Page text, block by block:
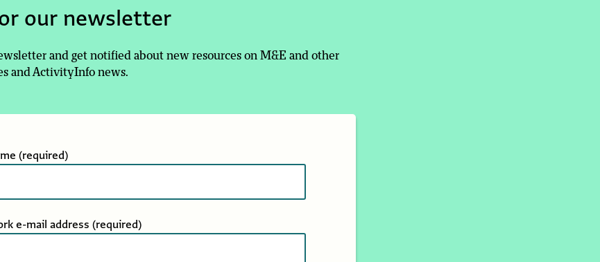
our newsletter
and get notified about new resources on M&E and other
and ActivityInfo news.
(required)
e-mail address (required)